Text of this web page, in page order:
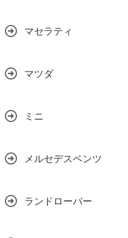
マセラティ
マツダ
ミニ
メルセデスベンツ
ランドローバー